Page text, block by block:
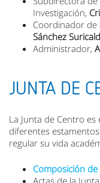
Investigación,
Coordinador de
Sánchez
Administrador,
JUNTA DE
La Junta de Centro
diferentes
regular su vida
Composición
Actas de la